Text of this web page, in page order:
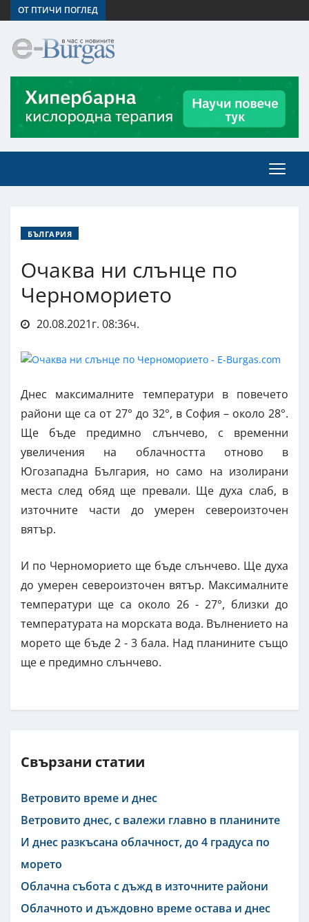
ОТ ПТИЧИ ПОГЛЕД
БЪЛГАРИЯ
Очаква ни слънце по
Черноморието
20.08.2021г. 08:36ч.
Днес максималните температури в повечето
райони ще са от 27° до 32°, в София – около 28°.
Ще бъде предимно слънчево, с временни
увеличения на облачността отново в
Югозападна България, но само на изолирани
места след обяд ще превали. Ще духа слаб, в
източните части до умерен североизточен
вятър.
И по Черноморието ще бъде слънчево. Ще духа
до умерен североизточен вятър. Максималните
температури ще са около 26 - 27°, близки до
температурата на морската вода. Вълнението на
морето ще бъде 2 - 3 бала. Над планините също
ще е предимно слънчево.
Свързани статии
Ветровито време и днес
Ветровито днес, с валежи главно в планините
И днес разкъсана облачност, до 4 градуса по
морето
Облачна събота с дъжд в източните райони
Облачното и дъждовно време остава и днес